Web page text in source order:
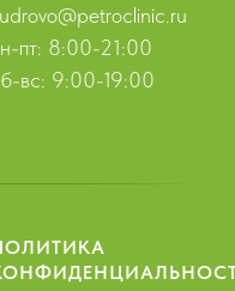
пт: 8:00-21:00
вс: 9:00-19:00